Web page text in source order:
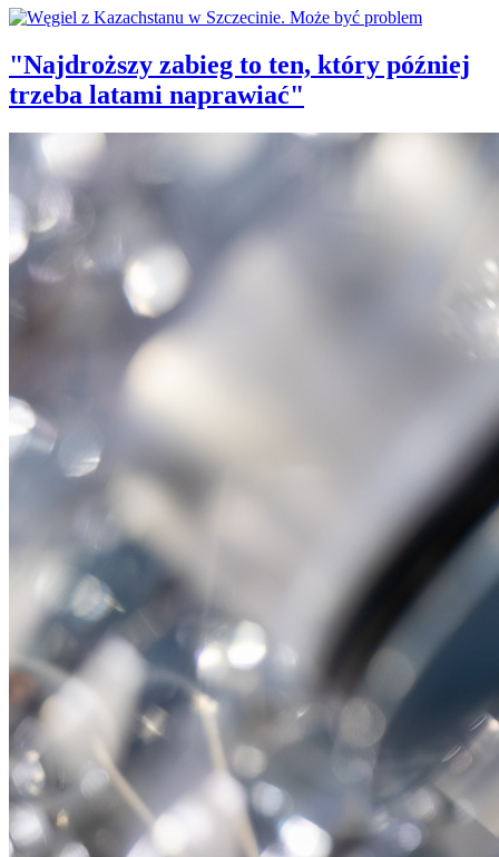
"Najdroższy zabieg to ten, który później
trzeba latami naprawiać"